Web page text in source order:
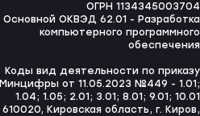
ОГРН 1134345003704
Основной ОКВЭД 62.01 - Разработка
компьютерного программного
обеспечения
Коды вид деятельности по приказу
Минцифры от 11.05.2023 №449 - 1.01;
1.04; 1.05; 2.01; 3.01; 8.01; 9.01; 10.01
610020, Кировская область, г. Киров,